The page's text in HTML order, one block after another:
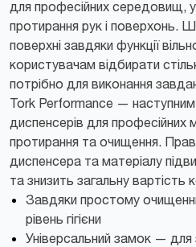
для професійних середовищ,
протирання рук і поверхонь.
поверхні завдяки функції
користувачам відбирати
потрібно для виконання
Tork Performance — наступним
диспенсерів для професійних
протирання та очищення.
диспенсера та матеріалу
та знизить загальну вартість
Завдяки простому
рівень гігієни
Універсальний замок — для